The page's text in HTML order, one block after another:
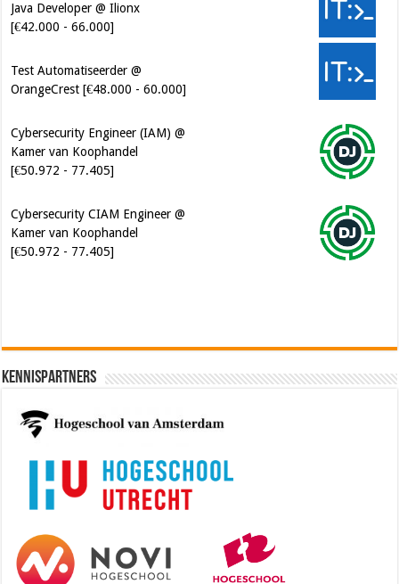
Test Automatiseerder @
OrangeCrest [€48.000 - 60.000]
Cybersecurity Engineer (IAM) @
Kamer van Koophandel
Cybersecurity CIAM Engineer @
Kamer van Koophandel
Kennispartners